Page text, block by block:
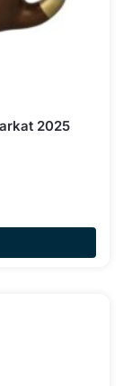
2025